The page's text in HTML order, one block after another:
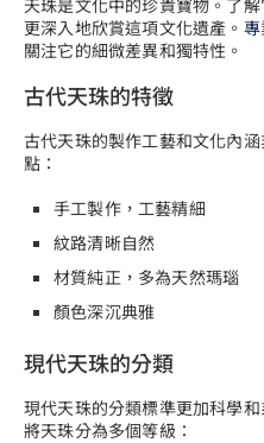
更深入地欣賞這項文化遺產。
關注它的細微差異和獨特性。
古代天珠的特徵
古代天珠的製作工藝和文化內
點：
手工製作，工藝精細
紋路清晰自然
材質純正，多為天然瑪瑙
顏色深沉典雅
現代天珠的分類
現代天珠的分類標準更加科學
將天珠分為多個等級：